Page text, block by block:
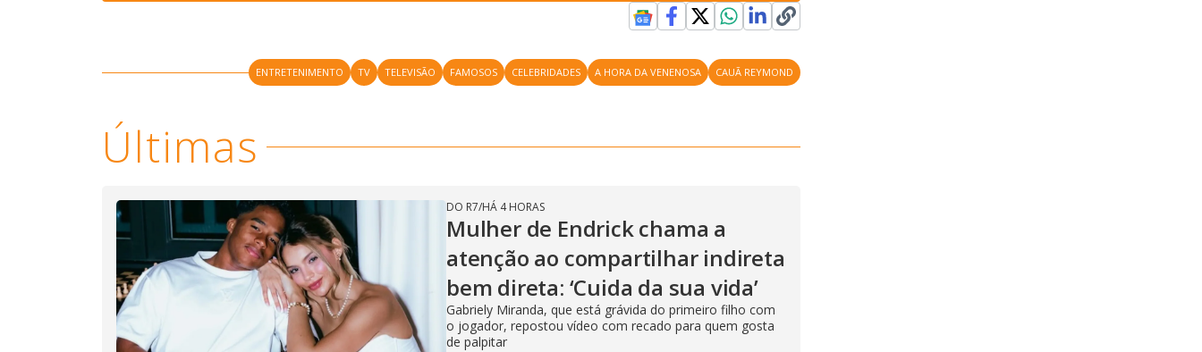
ENTRETENIMENTO TV TELEVISÃO FAMOSOS CELEBRIDADES A HORA DA VENENOSA CAUÃ REYMOND
Últimas
DO R7/HÁ 4 HORAS
Mulher de Endrick chama a
atenção ao compartilhar indireta
bem direta: ‘Cuida da sua vida’
Gabriely Miranda, que está grávida do primeiro filho com
o jogador, repostou vídeo com recado para quem gosta
de palpitar